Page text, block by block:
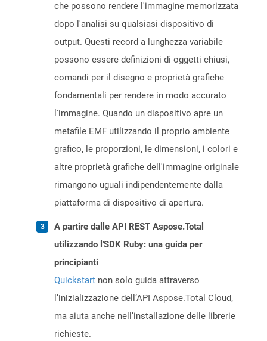
che possono rendere l'immagine memorizzata
dopo l'analisi su qualsiasi dispositivo di
output. Questi record a lunghezza variabile
possono essere definizioni di oggetti chiusi,
comandi per il disegno e proprietà grafiche
fondamentali per rendere in modo accurato
l'immagine. Quando un dispositivo apre un
metafile EMF utilizzando il proprio ambiente
grafico, le proporzioni, le dimensioni, i colori e
altre proprietà grafiche dell'immagine originale
rimangono uguali indipendentemente dalla
piattaforma di dispositivo di apertura.
A partire dalle API REST Aspose.Total
utilizzando l'SDK Ruby: una guida per
principianti
Quickstart non solo guida attraverso
l’inizializzazione dell’API Aspose.Total Cloud,
ma aiuta anche nell’installazione delle librerie
richieste.